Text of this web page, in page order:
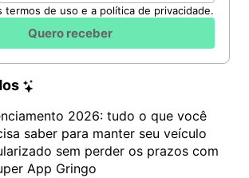
para diferentes bolsos e passeios
acessíveis para brasileiros.
de areia branca, cenotes e mar
destino no litoral maia oferece
termos de uso e a política de privacidade.
Quero receber
2026: tudo o que você
saber para manter seu veículo
sem perder os prazos com
App Gringo